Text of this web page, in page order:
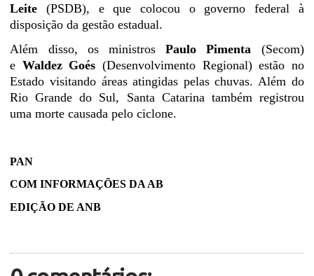
Leite
(PSDB), e que colocou o governo federal à
disposição da gestão estadual.
Além disso, os ministrosPaulo Pimenta (Secom)
e Waldez Goés (Desenvolvimento Regional) estão no
Estado visitando áreas atingidas pelas chuvas. Além do
Rio Grande do Sul, Santa Catarina também registrou
uma morte causada pelo ciclone.
PAN
COM INFORMAÇÕES DA AB
EDIÇÃO DE ANB